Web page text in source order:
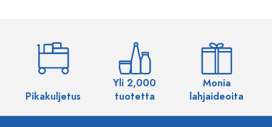
Pikakuljetus
Yli 2,000
tuotetta
Monia
lahjaideoita